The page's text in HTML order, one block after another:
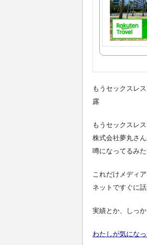
もうセックスレ
露
もうセックスレ
株式会社夢丸さ
噂になってるみた
これだけメディ
ネットですぐに
実績とか、しっ
わたしが気にな